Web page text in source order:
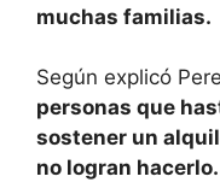
muchas familias.
Según explicó
personas que
sostener un
no logran hacerlo.